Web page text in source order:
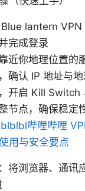
lantern VPN
完成登录
近你地理位置的
确认 IP 地址与
开启 Kill Switch
节点，确保稳定
哔哩哔哩
用与安全要点
将浏览器、通讯